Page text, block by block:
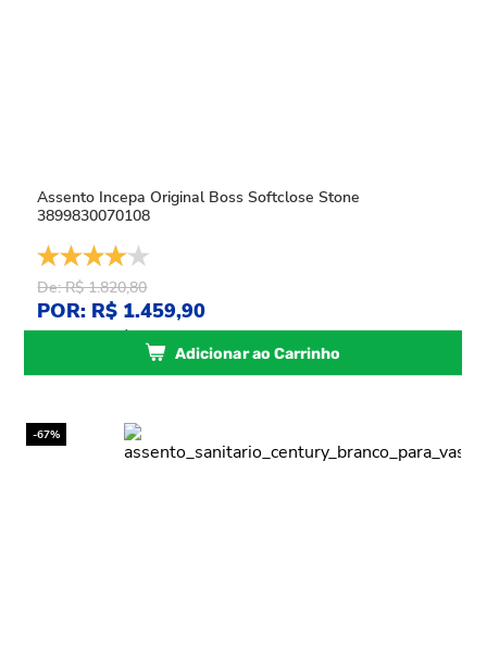
Assento Incepa Original Boss Softclose Stone
3899830070108
De: R$ 1.820,80
POR: R$ 1.459,90
ou10xdeR$ 145,99sem juros
Adicionar ao Carrinho
-67%